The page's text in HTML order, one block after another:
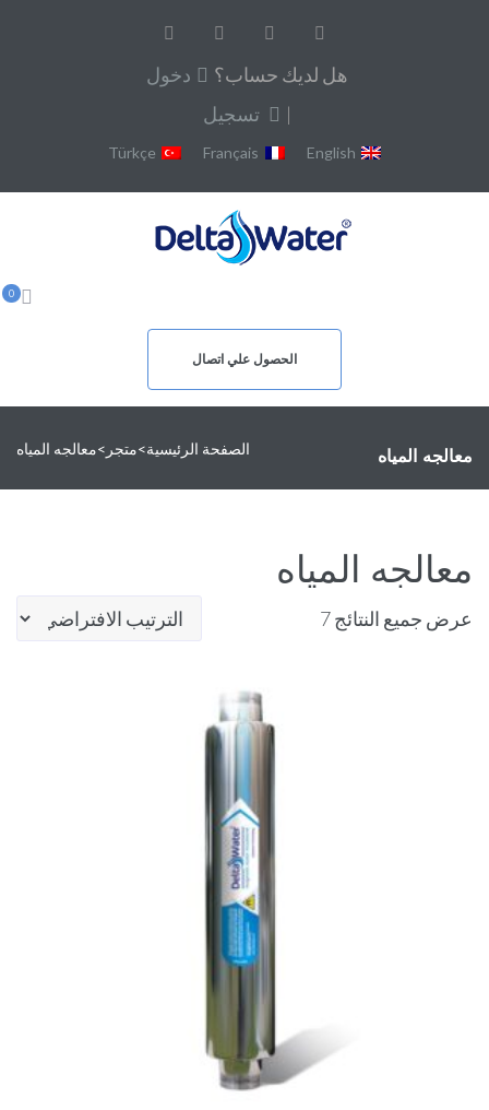
هل لديك حساب؟
دخول
|
تسجيل
English
Français
Türkçe
0
الحصول علي اتصال
معالجه المياه الصفحة الرئيسية>متجر >معالجه المياه
معالجه المياه
عرض جميع النتائج 7